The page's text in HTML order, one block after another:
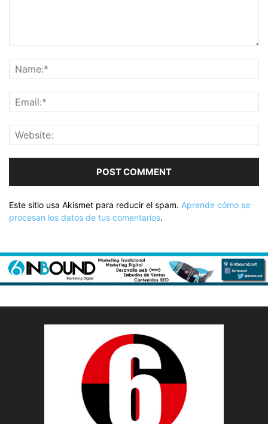
Este sitio usa Akismet para reducir el spam. Aprende cómo se
procesan los datos de tus comentarios.